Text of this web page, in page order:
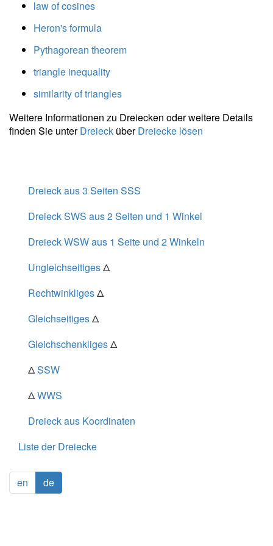
2 } =
7{,}55 \ \\
m_c =
\dfrac{
2a^2+2b^2
- c^2 } }{ 2
\dfrac{
\sqrt{ 2
10^2 - 10^2
7{,}55
law of cosines
Heron's formula
Pythagorean theorem
triangle inequality
similarity of triangles
Weitere Informationen zu Dreiecken oder weitere Details
finden Sie unterDreieck überDreiecke lösen
Dreieck aus 3 Seiten SSS
Dreieck SWS aus 2 Seiten und 1 Winkel
Dreieck WSW aus 1 Seite und 2 Winkeln
UngleichseitigesΔ
RechtwinkligesΔ
GleichseitigesΔ
GleichschenkligesΔ
ΔSSW
ΔWWS
Dreieck aus Koordinaten
Liste der Dreiecke
en de